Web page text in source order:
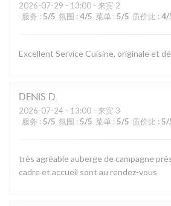
2026-07-29 - 13:00 - 来宾 2
服务 : 5/5 氛围 : 4/5 菜单 : 5/5 质价比 : 4/
Excellent Service Cuisine, originale et
DENIS D
2026-07-24 - 13:00 - 来宾 3
服务 : 5/5 氛围 : 5/5 菜单 : 5/5 质价比 : 5/
très agréable auberge de campagne
cadre et accueil sont au rendez-vous